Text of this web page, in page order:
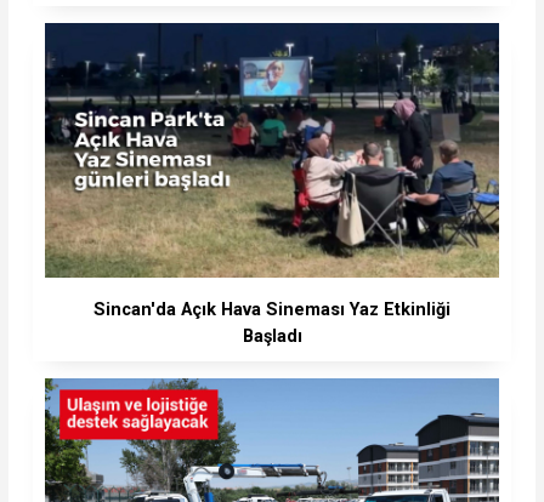
Sincan'da Açık Hava Sineması Yaz Etkinliği
Başladı